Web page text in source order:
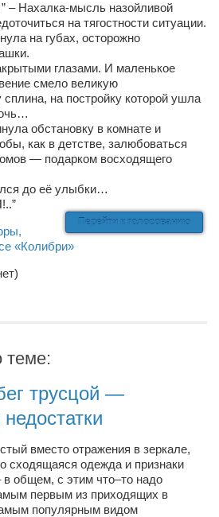
Анплеев А.Б.
отделение КП Сумская
клиническая больница №4
— Медтехника
– Нахалка-мысль назойливой
на тягостности ситуации.
на губах, осторожно
глазами. И маленькое
смело великую
на постройку которой ушла
обстановку в комнате и
как в детстве, залюбоваться
— подарком восходящего
до её улыбки…
Перейти к голосованию
«Колибри»
теме:
трусцой —
вместо отражения в зеркале,
сходящаяся одежда и признаки
общем, с этим что–то надо
первым из приходящих в
популярным видом